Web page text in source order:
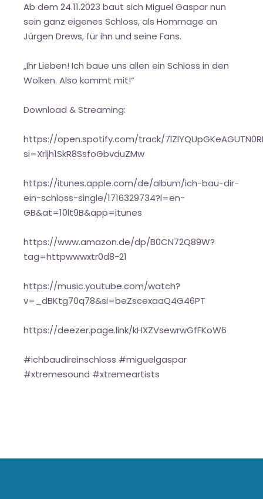
Ab dem 24.11.2023 baut sich Miguel Gaspar nun
sein ganz eigenes Schloss, als Hommage an
Jürgen Drews, für ihn und seine Fans.
„Ihr Lieben! Ich baue uns allen ein Schloss in den
Wolken. Also kommt mit!“
Download & Streaming:
https://open.spotify.com/track/
si=Xrljh1SkR8SsfoGbvduZMw
https://itunes.apple.com/de/album/ich-bau-dir-
ein-schloss-single/1716329734?l=en-
GB&at=10lt9B&app=itunes
https://www.amazon.de/dp/B0CN72Q89W?
tag=httpwwwxtr0d8-21
https://music.youtube.com/watch?
v=_dBKtg70q78&si=beZscexaaQ4G46PT
https://deezer.page.link/kHXZVsewrwGfFKoW6
#ichbaudireinschloss #miguelgaspar
#xtremesound #xtremeartists